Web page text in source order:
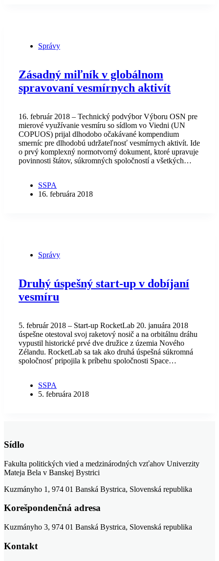
Správy
Zásadný miľník v globálnom
spravovaní vesmírnych aktivít
16. február 2018 – Technický podvýbor Výboru OSN pre
mierové využívanie vesmíru so sídlom vo Viedni (UN
COPUOS) prijal dlhodobo očakávané kompendium
smerníc pre dlhodobú udržateľnosť vesmírnych aktivít. Ide
o prvý komplexný normotvorný dokument, ktoré upravuje
povinnosti štátov, súkromných spoločností a všetkých…
SSPA
16. februára 2018
Správy
Druhý úspešný start-up v dobíjaní
vesmíru
5. február 2018 – Start-up RocketLab 20. januára 2018
úspešne otestoval svoj raketový nosič a na orbitálnu dráhu
vypustil historické prvé dve družice z územia Nového
Zélandu. RocketLab sa tak ako druhá úspešná súkromná
spoločnosť pripojila k príbehu spoločnosti Space…
SSPA
5. februára 2018
Sídlo
Fakulta politických vied a medzinárodných vzťahov Univerzity
Mateja Bela v Banskej Bystrici
Kuzmányho 1, 974 01 Banská Bystrica, Slovenská republika
Korešpondenčná adresa
Kuzmányho 3, 974 01 Banská Bystrica, Slovenská republika
Kontakt